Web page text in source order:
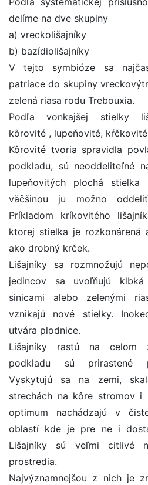
delíme na dve skupiny
a) vreckolišajníky
b) bazídiolišajníky
V tejto symbióze sa
patriace do skupiny
zelená riasa rodu Trebouxia.
Podľa vonkajšej stielky
kôrovité , lupeňovité,
Kôrovité tvoria spravidla
podkladu, sú neoddeliteľné
lupeňovitých plochá
väčšinou ju možno
Príkladom kríkovitého
ktorej stielka je rozkonárená
ako drobný krček.
Lišajníky sa rozmnožujú
jedincov sa uvoľňujú
sinicami alebo zelenými
vznikajú nové stielky.
utvára plodnice.
Lišajníky rastú na celom
podkladu sú prirastené
Vyskytujú sa na zemi,
strechách na kôre stromov i
optimum nachádzajú v
oblastí kde je pre ne i
Lišajníky sú veľmi citlivé
prostredia.
Najvýznamnejšou z nich je